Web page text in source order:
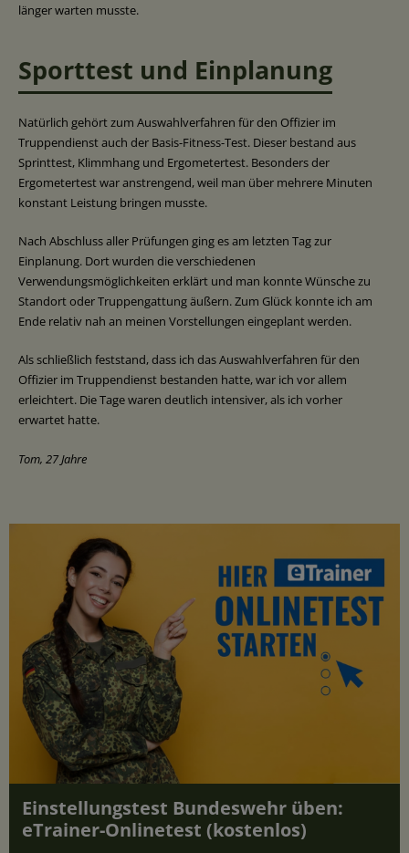
länger warten musste.
Sporttest und Einplanung
Natürlich gehört zum Auswahlverfahren für den Offizier im
Truppendienst auch der Basis-Fitness-Test. Dieser bestand aus
Sprinttest, Klimmhang und Ergometertest. Besonders der
Ergometertest war anstrengend, weil man über mehrere Minuten
konstant Leistung bringen musste.
Nach Abschluss aller Prüfungen ging es am letzten Tag zur
Einplanung. Dort wurden die verschiedenen
Verwendungsmöglichkeiten erklärt und man konnte Wünsche zu
Standort oder Truppengattung äußern. Zum Glück konnte ich am
Ende relativ nah an meinen Vorstellungen eingeplant werden.
Als schließlich feststand, dass ich das Auswahlverfahren für den
Offizier im Truppendienst bestanden hatte, war ich vor allem
erleichtert. Die Tage waren deutlich intensiver, als ich vorher
erwartet hatte.
Tom, 27 Jahre
Einstellungstest Bundeswehr üben:
eTrainer-Onlinetest (kostenlos)